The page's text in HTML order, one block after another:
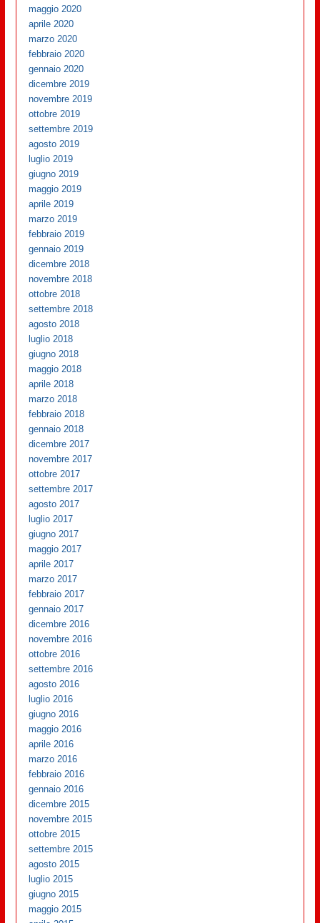
maggio 2020
aprile 2020
marzo 2020
febbraio 2020
gennaio 2020
dicembre 2019
novembre 2019
ottobre 2019
settembre 2019
agosto 2019
luglio 2019
giugno 2019
maggio 2019
aprile 2019
marzo 2019
febbraio 2019
gennaio 2019
dicembre 2018
novembre 2018
ottobre 2018
settembre 2018
agosto 2018
luglio 2018
giugno 2018
maggio 2018
aprile 2018
marzo 2018
febbraio 2018
gennaio 2018
dicembre 2017
novembre 2017
ottobre 2017
settembre 2017
agosto 2017
luglio 2017
giugno 2017
maggio 2017
aprile 2017
marzo 2017
febbraio 2017
gennaio 2017
dicembre 2016
novembre 2016
ottobre 2016
settembre 2016
agosto 2016
luglio 2016
giugno 2016
maggio 2016
aprile 2016
marzo 2016
febbraio 2016
gennaio 2016
dicembre 2015
novembre 2015
ottobre 2015
settembre 2015
agosto 2015
luglio 2015
giugno 2015
maggio 2015